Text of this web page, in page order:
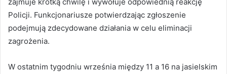
Policji. Funkcjonariusze potwierdzając zgłoszenie
podejmują zdecydowane działania w celu eliminacji
zagrożenia.
W ostatnim tygodniu września między 11 a 16 na jasielskim